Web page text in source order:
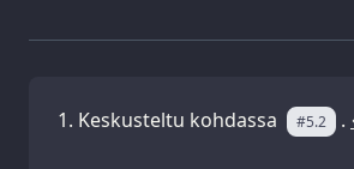
Keskusteltu kohdassa #5.2 .